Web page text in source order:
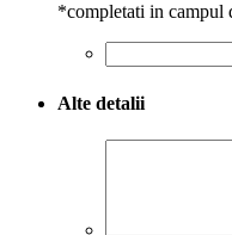
*completati in campul
Alte detalii